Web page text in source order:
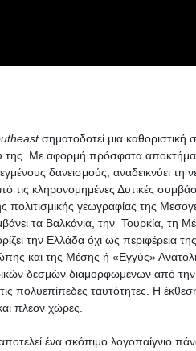
σηματοδοτεί μια καθοριστική
της. Με αφορμή πρόσφατα
δανεισμούς, αναδεικνύει τη
τις κληρονομημένες Δυτικές
πολιτισμικής γεωγραφίας της
τα Βαλκάνια, την Τουρκία, τη
την Ελλάδα όχι ως περιφέρεια
και της Μέσης ή «Εγγύς»
δεσμών διαμορφωμένων από την
πολυεπίπεδες ταυτότητες. H
πλέον χώρες.
ένα σκόπιμο λογοπαίγνιο